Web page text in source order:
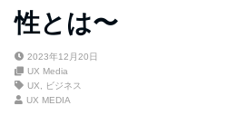
性とは〜
2023年12月20日
UX Media
UX
ビジネス
UX MEDIA